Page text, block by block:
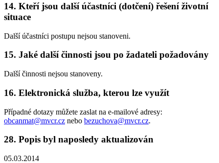
14. Kteří jsou další účastníci (dotčení) řešení životní
situace
Další účastníci postupu nejsou stanoveni.
15. Jaké další činnosti jsou po žadateli požadovány
Další činnosti nejsou stanoveny.
16. Elektronická služba, kterou lze využít
Případné dotazy můžete zaslat na e-mailové adresy:
obcanmat@mvcr.cz nebo bezuchova@mvcr.cz.
28. Popis byl naposledy aktualizován
05.03.2014